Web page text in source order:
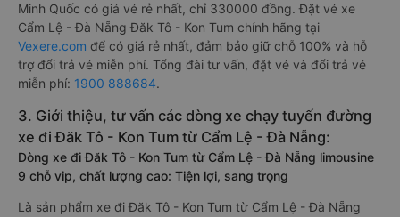
Minh Quốc có giá vé rẻ nhất, chỉ 330000 đồng. Đặt vé xe
Cẩm Lệ - Đà Nẵng Đăk Tô - Kon Tum chính hãng tại
Vexere.com để có giá rẻ nhất, đảm bảo giữ chỗ 100% và hỗ
trợ đổi trả vé miễn phí. Tổng đài tư vấn, đặt vé và đổi trả vé
miễn phí: 1900 888684.
3. Giới thiệu, tư vấn các dòng xe chạy tuyến đường
xe đi Đăk Tô - Kon Tum từ Cẩm Lệ - Đà Nẵng:
Dòng xe đi Đăk Tô - Kon Tum từ Cẩm Lệ - Đà Nẵng limousine
9 chỗ vip, chất lượng cao: Tiện lợi, sang trọng
Là sản phẩm xe đi Đăk Tô - Kon Tum từ Cẩm Lệ - Đà Nẵng